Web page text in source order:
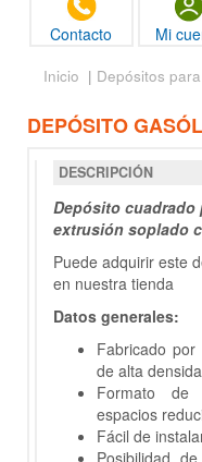
Contacto Mi
Inicio | Depósitos
DEPÓSITO
DESCRIPCIÓN
Depósito cuadrado
extrusión soplado
Puede adquirir este
en nuestra tienda
Datos generales:
Fabricado
de alta
Formato de
espacios
Fácil de